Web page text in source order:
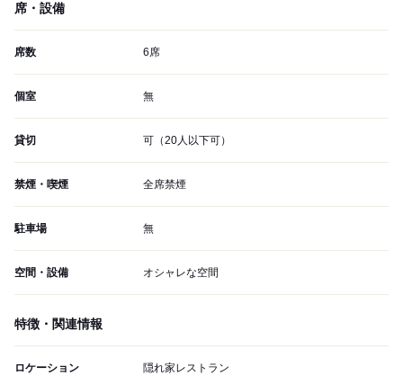
席・設備
席数 6席
個室 無
貸切 可（20人以下可）
禁煙・喫煙 全席禁煙
駐車場 無
空間・設備 オシャレな空間
特徴・関連情報
ロケーション 隠れ家レストラン